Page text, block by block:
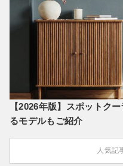
【2026年版】スポットク
るモデルもご紹介
人気記